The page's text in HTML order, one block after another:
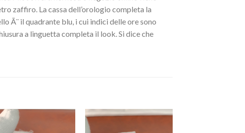
zaffiro. La cassa dell’orologio completa la
Ã¨ il quadrante blu, i cui indici delle ore sono
a linguetta completa il look. Si dice che